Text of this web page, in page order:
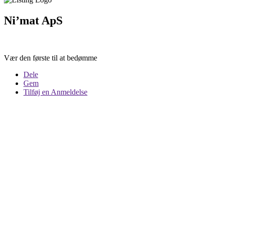
Ni’mat ApS
Vær den første til at bedømme
Dele
Gem
Tilføj en Anmeldelse